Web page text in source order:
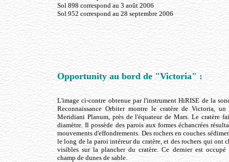
Sol 898 correspond au 3 août 2006
Sol 952 correspond au 28 septembre 2006
Opportunity au bord de "Victoria" :
L'image ci-contre obtenue par l'instrument HiRISE de la
Reconnaissance Orbiter montre le cratère de Victoria,
Meridiani Planum, près de l'équateur de Mars. Le cratère
diamètre. Il possède des parois aux formes échancrées
mouvements d'effondrements. Des rochers en couches
le long de la paroi intéreur du cratère, et des rochers qui ont
visibles sur la plancher du cratère. Ce dernier est occupé
champ de dunes de sable.